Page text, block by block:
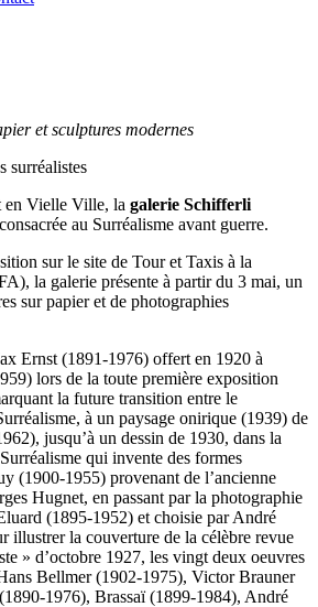
et sculptures modernes
surréalistes
en Vielle Ville, la galerie Schifferli
au Surréalisme avant guerre.
sur le site de Tour et Taxis à la
la galerie présente à partir du 3 mai, un
sur papier et de photographies
Ernst (1891-1976) offert en 1920 à
lors de la toute première exposition
la future transition entre le
à un paysage onirique (1939) de
jusqu’à un dessin de 1930, dans la
qui invente des formes
(1900-1955) provenant de l’ancienne
Hugnet, en passant par la photographie
(1895-1952) et choisie par André
illustrer la couverture de la célèbre revue
» d’octobre 1927, les vingt deux oeuvres
Bellmer (1902-1975), Victor Brauner
1976), Brassaï (1899-1984), André